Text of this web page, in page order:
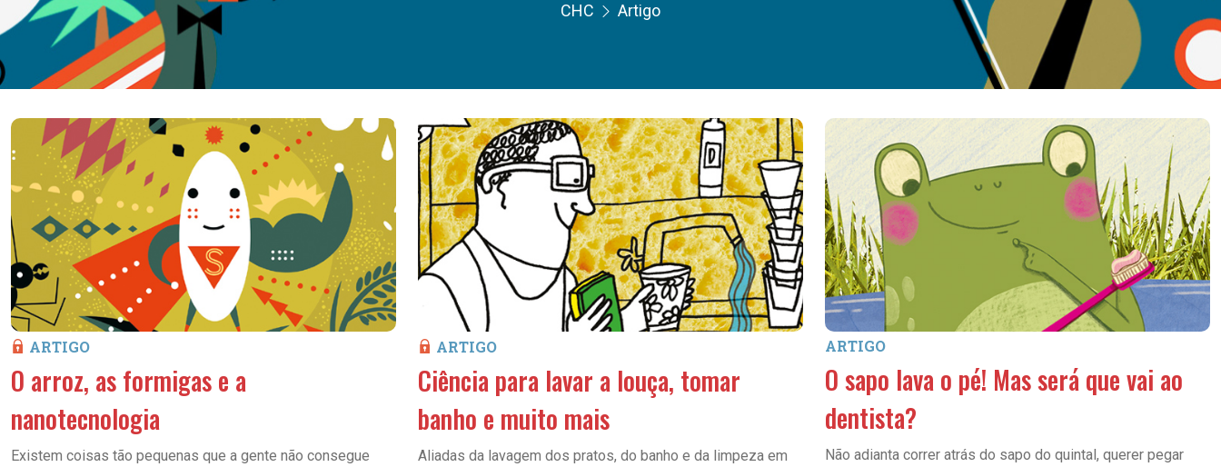
CHC Artigo
ARTIGO
O arroz, as formigas e a
nanotecnologia
Existem coisas tão pequenas que a gente não consegue
ARTIGO
Ciência para lavar a louça, tomar
banho e muito mais
Aliadas da lavagem dos pratos, do banho e da limpeza em
ARTIGO
O sapo lava o pé! Mas será que vai ao
dentista?
Não adianta correr atrás do sapo do quintal, querer pegar